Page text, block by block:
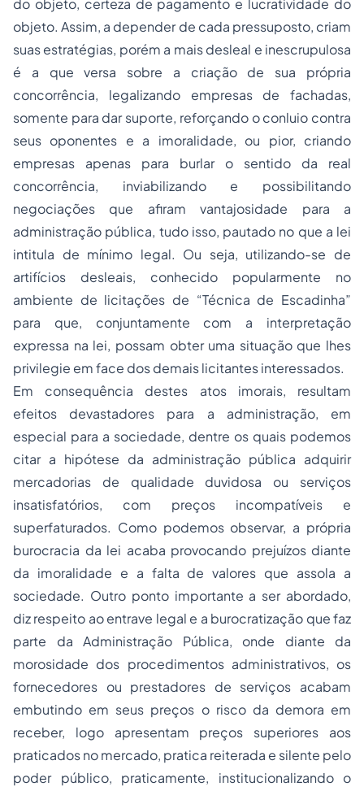
do objeto, certeza de pagamento e lucratividade do
objeto. Assim, a depender de cada pressuposto, criam
suas estratégias, porém a mais desleal e inescrupulosa
é a que versa sobre a criação de sua própria
concorrência, legalizando empresas de fachadas,
somente para dar suporte, reforçando o conluio contra
seus oponentes e a imoralidade, ou pior, criando
empresas apenas para burlar o sentido da real
concorrência, inviabilizando e possibilitando
negociações que afiram vantajosidade para a
administração pública, tudo isso, pautado no que a lei
intitula de mínimo legal. Ou seja, utilizando-se de
artifícios desleais, conhecido popularmente no
ambiente de licitações de “Técnica de Escadinha”
para que, conjuntamente com a interpretação
expressa na lei, possam obter uma situação que lhes
privilegie em face dos demais licitantes interessados.
Em consequência destes atos imorais, resultam
efeitos devastadores para a administração, em
especial para a sociedade, dentre os quais podemos
citar a hipótese da administração pública adquirir
mercadorias de qualidade duvidosa ou serviços
insatisfatórios, com preços incompatíveis e
superfaturados. Como podemos observar, a própria
burocracia da lei acaba provocando prejuízos diante
da imoralidade e a falta de valores que assola a
sociedade. Outro ponto importante a ser abordado,
diz respeito ao entrave legal e a burocratização que faz
parte da Administração Pública, onde diante da
morosidade dos procedimentos administrativos, os
fornecedores ou prestadores de serviços acabam
embutindo em seus preços o risco da demora em
receber, logo apresentam preços superiores aos
praticados no mercado, pratica reiterada e silente pelo
poder público, praticamente, institucionalizando o